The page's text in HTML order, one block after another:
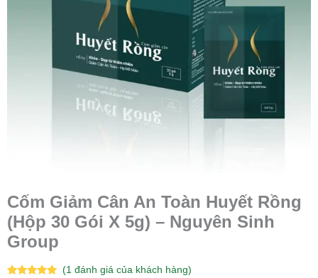
Cốm Giảm Cân An Toàn Huyết Rồng
(Hộp 30 Gói X 5g) – Nguyên Sinh
Group
(1đánh giá của khách hàng)